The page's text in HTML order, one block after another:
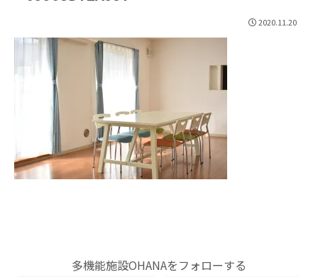
2020.11.20
多機能施設OHANAをフォローする